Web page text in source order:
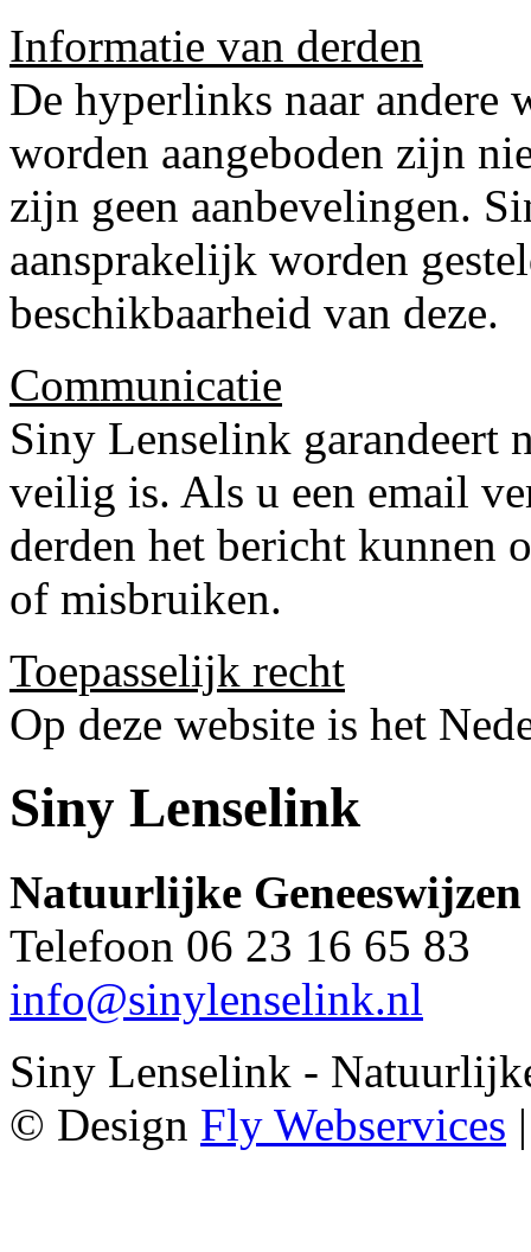
Informatie van derden
De hyperlinks naar andere
worden aangeboden zijn
zijn geen aanbevelingen.
aansprakelijk worden
beschikbaarheid van deze.
Communicatie
Siny Lenselink garandeert
veilig is. Als u een email
derden het bericht kunnen
of misbruiken.
Toepasselijk recht
Op deze website is het
Siny Lenselink
Natuurlijke Geneeswijzen
Telefoon 06 23 16 65 83
info@sinylenselink.nl
Siny Lenselink -
© Design Fly Webservices